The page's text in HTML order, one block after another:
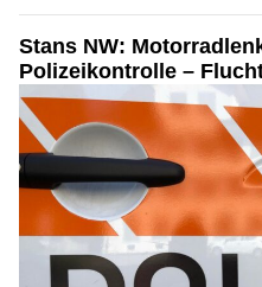
Stans NW:
Polizeikontrolle –